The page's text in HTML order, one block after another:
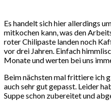
Es handelt sich hier allerdings
mitkochen kann, was den
roter Chilipaste landen noch
vor drei Jahren. Einfach
Monate und werten bei uns
Beim nächsten mal frittiere ich
auch sehr gut gepasst. Leider
Suppe schon zubereitet und